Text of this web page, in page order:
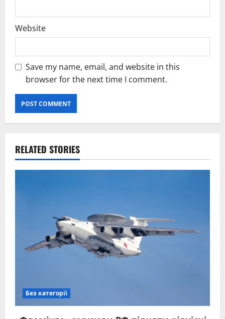
Website
Save my name, email, and website in this
browser for the next time I comment.
RELATED STORIES
Без категорії